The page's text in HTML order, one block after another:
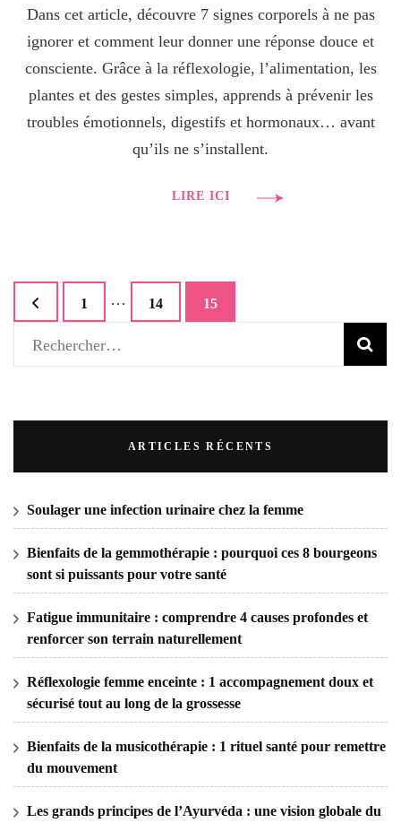
Dans cet article, découvre 7 signes corporels à ne pas
ignorer et comment leur donner une réponse douce et
consciente. Grâce à la réflexologie, l’alimentation, les
plantes et des gestes simples, apprends à prévenir les
troubles émotionnels, digestifs et hormonaux… avant
qu’ils ne s’installent.
LIRE ICI
Pagination
des
publications
Page
1 … Page
14 Page
15
Rechercher :
ARTICLES RÉCENTS
Soulager une infection urinaire chez la femme
Bienfaits de la gemmothérapie : pourquoi ces 8 bourgeons
sont si puissants pour votre santé
Fatigue immunitaire : comprendre 4 causes profondes et
renforcer son terrain naturellement
Réflexologie femme enceinte : 1 accompagnement doux et
sécurisé tout au long de la grossesse
Bienfaits de la musicothérapie : 1 rituel santé pour remettre
du mouvement
Les grands principes de l’Ayurvéda : une vision globale du